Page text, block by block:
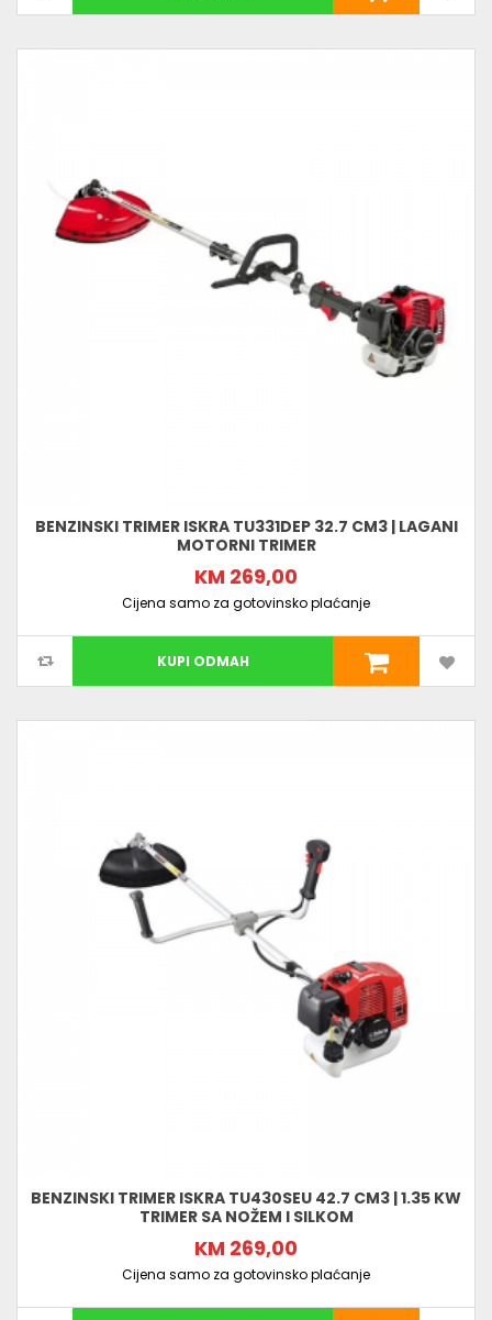
BENZINSKI TRIMER ISKRA TU331DEP 32.7 CM3 | LAGANI
MOTORNI TRIMER
KM 269,00
Cijena samo za gotovinsko plaćanje
KUPI ODMAH
BENZINSKI TRIMER ISKRA TU430SEU 42.7 CM3 | 1.35 KW
TRIMER SA NOŽEM I SILKOM
KM 269,00
Cijena samo za gotovinsko plaćanje